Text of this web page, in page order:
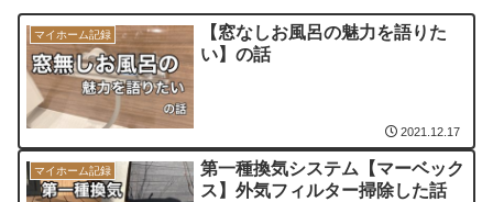
マイホーム記録
【窓なしお風呂の魅力を語りた
い】の話
2021.12.17
マイホーム記録
第一種換気システム【マーベック
ス】外気フィルター掃除した話